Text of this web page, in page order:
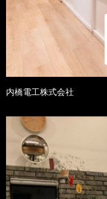
内橋電工株式会社